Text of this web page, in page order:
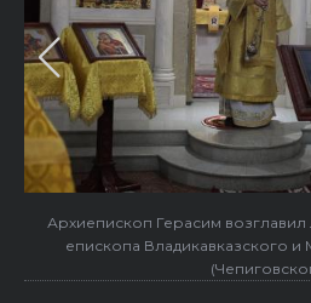
Архиепископ Герасим возглавил
епископа Владикавказского